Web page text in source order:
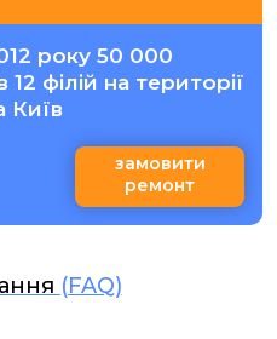
року 50 000
філій на території
Київ
замовити
ремонт
(FAQ)